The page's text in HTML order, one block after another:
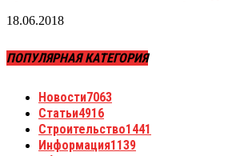
18.06.2018
ПОПУЛЯРНАЯ КАТЕГОРИЯ
Новости7063
Статьи4916
Строительство1441
Информация1139